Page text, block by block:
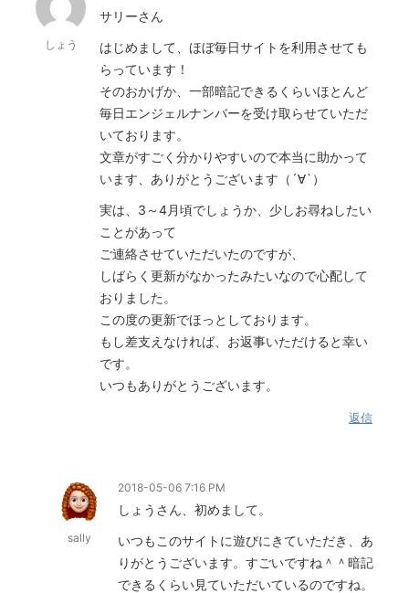
しょう
サリーさん
はじめまして、ほぼ毎日サイトを利用させても
らっています！
そのおかげか、一部暗記できるくらいほとんど
毎日エンジェルナンバーを受け取らせていただ
いております。
文章がすごく分かりやすいので本当に助かって
います、ありがとうございます（´∀`）
実は、3～4月頃でしょうか、少しお尋ねしたい
ことがあって
ご連絡させていただいたのですが、
しばらく更新がなかったみたいなので心配して
おりました。
この度の更新でほっとしております。
もし差支えなければ、お返事いただけると幸い
です。
いつもありがとうございます。
返信
sally
2018-05-06 7:16 PM
しょうさん、初めまして。
いつもこのサイトに遊びにきていただき、あ
りがとうございます。すごいですね＾＾暗記
できるくらい見ていただいているのですね。